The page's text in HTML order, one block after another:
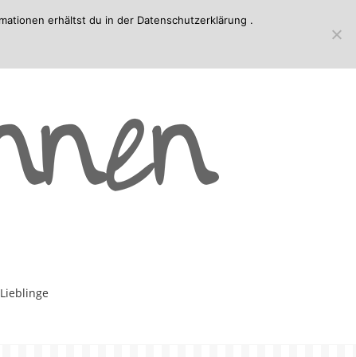
erhältst du in der Datenschutzerklärung .